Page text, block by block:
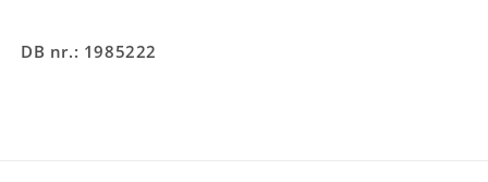
DB nr.: 1985222